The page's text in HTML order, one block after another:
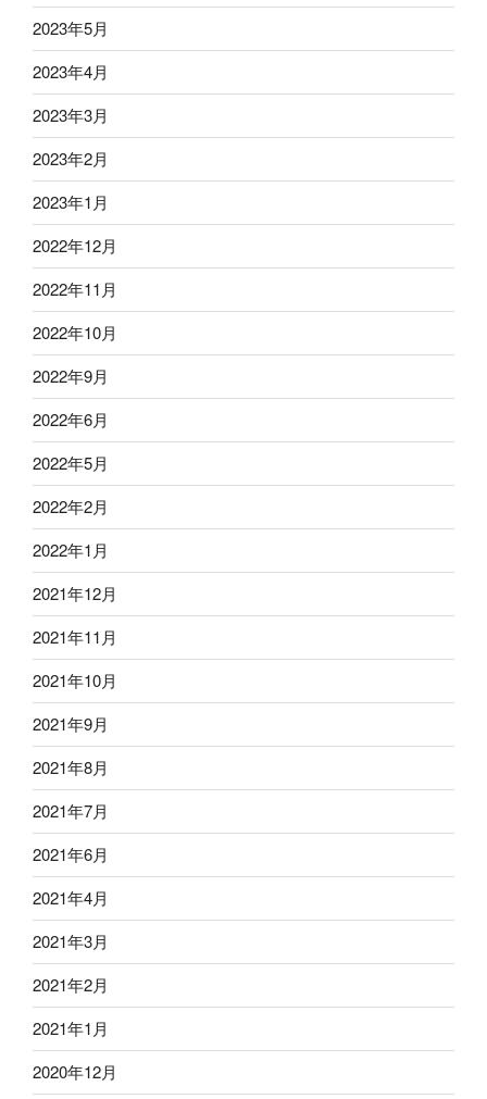
2023年5月
2023年4月
2023年3月
2023年2月
2023年1月
2022年12月
2022年11月
2022年10月
2022年9月
2022年6月
2022年5月
2022年2月
2022年1月
2021年12月
2021年11月
2021年10月
2021年9月
2021年8月
2021年7月
2021年6月
2021年4月
2021年3月
2021年2月
2021年1月
2020年12月